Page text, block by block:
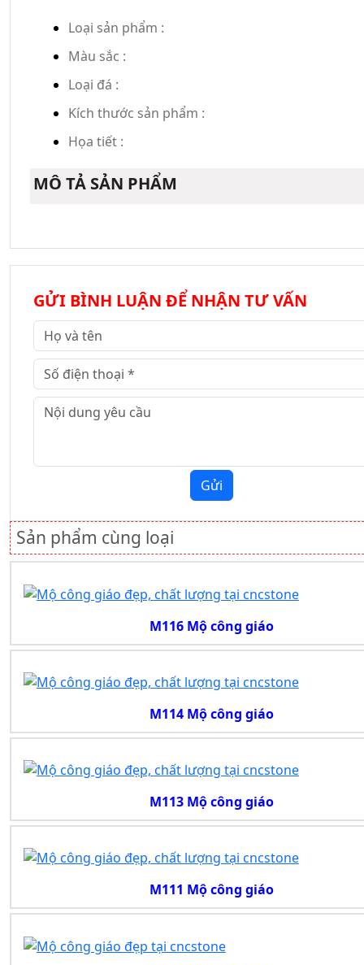
Loại sản phẩm :
Màu sắc :
Loại đá :
Kích thước sản phẩm :
Họa tiết :
MÔ TẢ SẢN PHẨM
GỬI BÌNH LUẬN ĐỂ NHẬN TƯ VẤN
Gửi
Sản phẩm cùng loại
M116 Mộ công giáo
M114 Mộ công giáo
M113 Mộ công giáo
M111 Mộ công giáo